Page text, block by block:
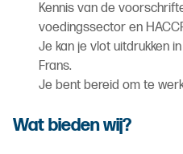
Kennis van de
voedingssector en
Je kan je vlot uitdrukken
Frans.
Je bent bereid om te
Wat bieden wij?